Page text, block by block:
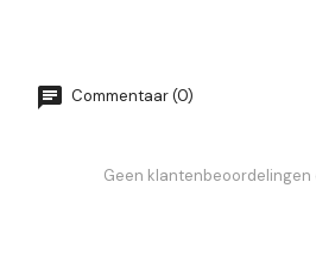
Commentaar (0)
Geen klantenbeoordelingen